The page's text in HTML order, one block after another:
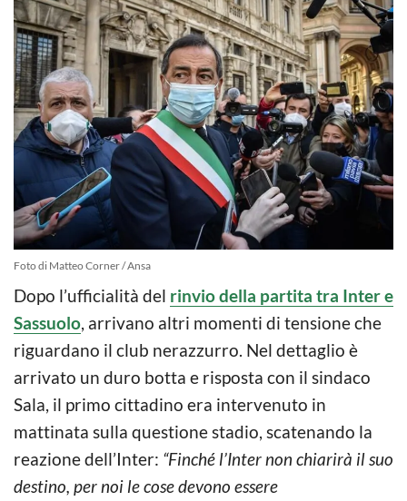
Foto di Matteo Corner / Ansa
Dopo l’ufficialità del rinvio della partita tra Inter e
Sassuolo, arrivano altri momenti di tensione che
riguardano il club nerazzurro. Nel dettaglio è
arrivato un duro botta e risposta con il sindaco
Sala, il primo cittadino era intervenuto in
mattinata sulla questione stadio, scatenando la
reazione dell’Inter: “Finché l’Inter non chiarirà il suo
destino, per noi le cose devono essere